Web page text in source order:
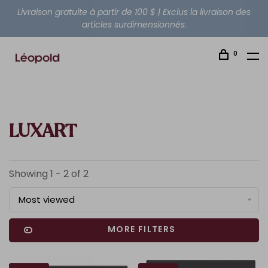
Livraison gratuite à partir de 100 $ | Exclus la livraison des
articles surdimensionnés.
0
LUXART
Showing 1 - 2 of 2
Most viewed
MORE FILTERS